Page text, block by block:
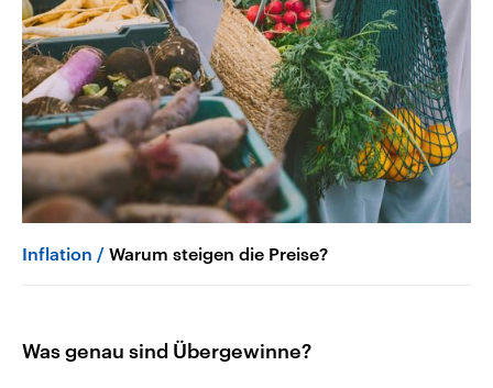
Inflation Warum steigen die Preise?
Was genau sind Übergewinne?